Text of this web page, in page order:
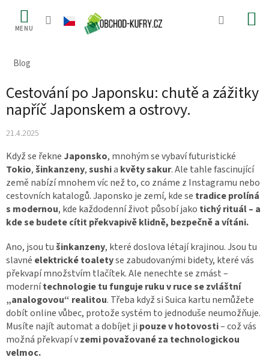
obsah
Blog
Cestování po Japonsku: chutě a zážitky
napříč Japonskem a ostrovy.
21.4.2025
Když se řekne Japonsko, mnohým se vybaví futuristické
Tokio,šinkanzeny,sushia květysakur. Ale tahle fascinující
země nabízí mnohem víc než to, co známe z Instagramu nebo
cestovních katalogů. Japonsko je zemí, kde se tradiceprolíná
s modernou, kde každodenní život působí jako tichý rituál – a
kde se budete cítit překvapivě klidně, bezpečně a vítáni.
Ano, jsou tušinkanzeny, které doslova létají krajinou. Jsou tu
slavné elektrické toaletyse zabudovanými bidety, které vás
překvapí množstvím tlačítek. Ale nenechte se zmást –
modernítechnologie tu funguje ruku v ruce se zvláštní
„analogovou“ realitou. Třeba když si Suica kartu nemůžete
dobít online vůbec, protože systém to jednoduše neumožňuje.
Musíte najít automat a dobíjet ji pouze v hotovosti– což vás
možná překvapí vzemi považované za technologickou
velmoc.